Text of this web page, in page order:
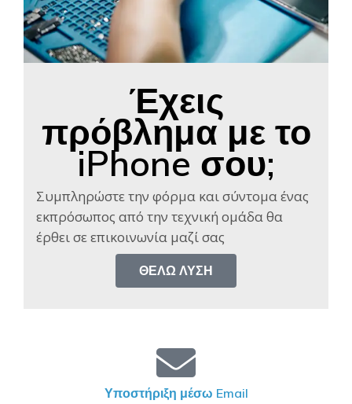
Έχεις
πρόβλημα με το
iPhone σου;
Συμπληρώστε την φόρμα και σύντομα ένας
εκπρόσωπος από την τεχνική ομάδα θα
έρθει σε επικοινωνία μαζί σας​
ΘΈΛΩ ΛΎΣΗ
Υποστήριξη μέσω Email